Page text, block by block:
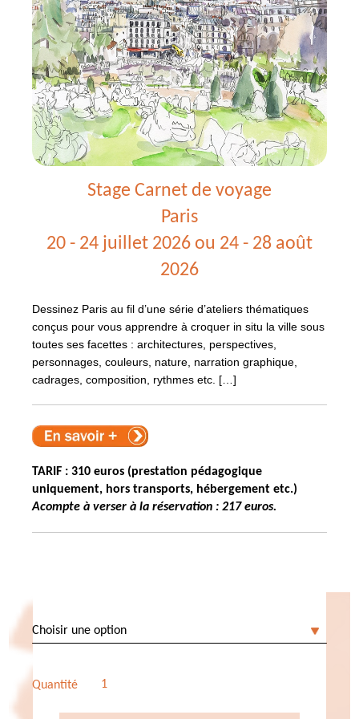
Stage Carnet de voyage
Paris
20 - 24 juillet 2026 ou 24 - 28 août
2026
Dessinez Paris au fil d’une série d’ateliers thématiques
conçus pour vous apprendre à croquer in situ la ville sous
toutes ses facettes : architectures, perspectives,
personnages, couleurs, nature, narration graphique,
cadrages, composition, rythmes etc. […]
TARIF : 310 euros (prestation pédagogique
uniquement, hors transports, hébergement etc.)
Acompte à verser à la réservation : 217 euros.
Quantité